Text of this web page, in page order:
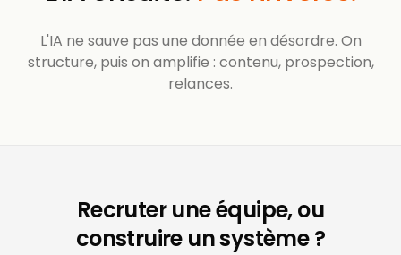
L'IA ne sauve pas une donnée en désordre. On
structure, puis on amplifie : contenu, prospection,
relances.
Recruter une équipe, ou
construire un système ?